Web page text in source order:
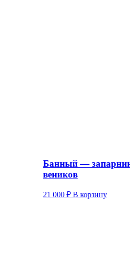
Банный —
веников
21 000 ₽ В корзину